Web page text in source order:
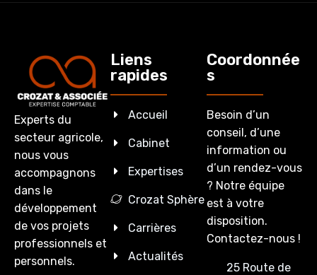
Experts du
secteur agricole,
nous vous
accompagnons
dans le
développement
de vos projets
professionnels et
personnels.
Liens
rapides
Accueil
Cabinet
Expertises
Crozat Sphère
Carrières
Actualités
Coordonnée
s
Besoin d’un
conseil, d’une
information ou
d’un rendez-vous
? Notre équipe
est à votre
disposition.
Contactez-nous !
25 Route de